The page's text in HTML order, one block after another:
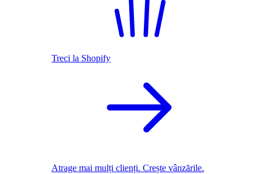
Treci la Shopify
Atrage mai mulți clienți. Crește vânzările.